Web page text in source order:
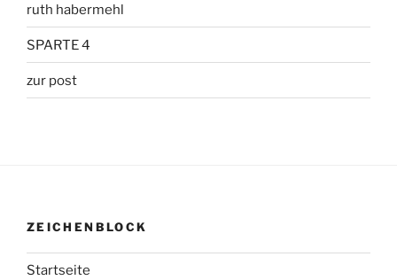
ruth habermehl
SPARTE 4
zur post
ZEICHENBLOCK
Startseite